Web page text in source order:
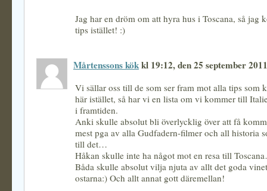
Jag har en dröm om att hyra hus i Toscana, så jag
tips istället! :)
Mårtenssons kökkl 19:12, den 25 september 2011
Vi sällar oss till de som ser fram mot alla tips som
här istället, så har vi en lista om vi kommer till
i framtiden.
Anki skulle absolut bli överlycklig över att få
mest pga av alla Gudfadern-filmer och all historia
till det…
Håkan skulle inte ha något mot en resa till
Båda skulle absolut vilja njuta av allt det goda
ostarna:) Och allt annat gott däremellan!